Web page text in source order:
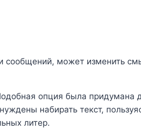
сообщений, может изменить
опция была придумана
набирать текст,
литер.